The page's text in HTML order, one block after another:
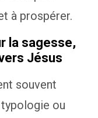
à prospérer.
la sagesse,
Jésus
souvent
ou